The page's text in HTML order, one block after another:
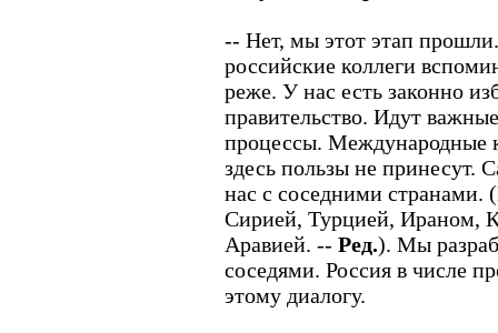
-- Нет, мы этот этап
российские коллеги
реже. У нас есть законно
правительство. Идут
процессы. Международные
здесь пользы не принесут.
нас с соседними странами.
Сирией, Турцией, Ираном,
Аравией. -- Ред.). Мы
соседями. Россия в числе
этому диалогу.